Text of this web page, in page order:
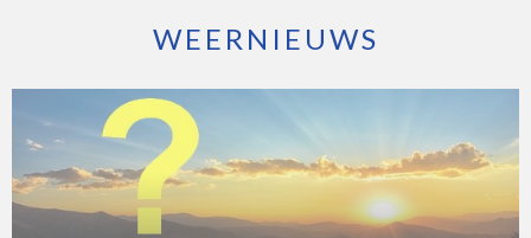
WEERNIEUWS